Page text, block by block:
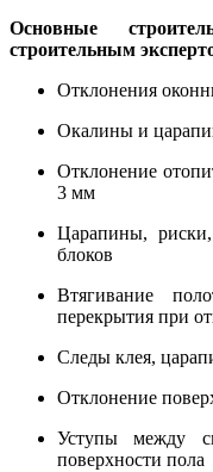
Основные
строительным
Отклонения
Окалины и
Отклонение
3 мм
Царапины,
блоков
Втягивание
перекрытия при
Следы клея,
Отклонение
Уступы между
поверхности пола